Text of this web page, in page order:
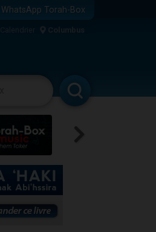
WhatsApp Torah-Box
Calendrier Columbus